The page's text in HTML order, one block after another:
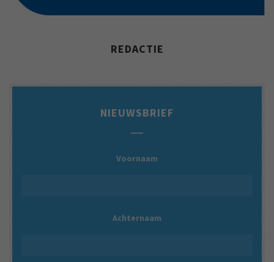
REDACTIE
NIEUWSBRIEF
Voornaam
Achternaam